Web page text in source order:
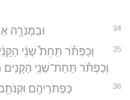
34 וּבַמְּנֹרָ֖ה
35
וְכַפְתֹּ֡ר תַּחַת֩ שְׁנֵ֨י
וְכַפְתֹּ֕ר תַּחַת־שְׁנֵ֥י
36 כַּפְתֹּרֵיהֶ֥ם